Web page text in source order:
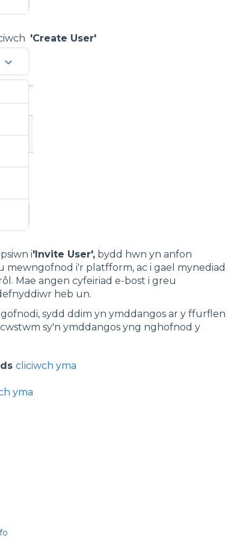
'Create User'
i'Invite User',bydd hwn yn anfon
mewngofnod i'r platfform, ac i gael mynediad
Mae angen cyfeiriad e-bost i greu
heb un.
gofnodi, sydd ddim yn ymddangos ar y ffurflen
sy'n ymddangos yng nghofnod y
cliciwch yma
yma